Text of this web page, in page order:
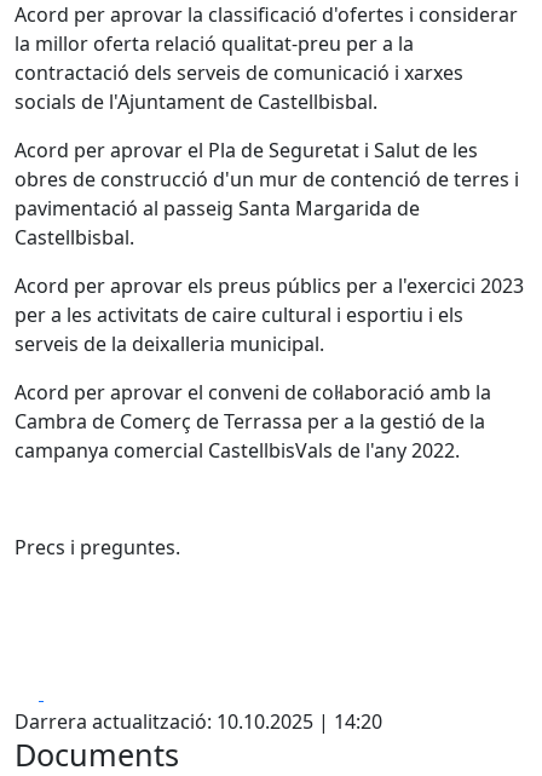
Acord per aprovar la classificació d'ofertes i considerar
la millor oferta relació qualitat-preu per a la
contractació dels serveis de comunicació i xarxes
socials de l'Ajuntament de Castellbisbal.
Acord per aprovar el Pla de Seguretat i Salut de les
obres de construcció d'un mur de contenció de terres i
pavimentació al passeig Santa Margarida de
Castellbisbal.
Acord per aprovar els preus públics per a l'exercici 2023
per a les activitats de caire cultural i esportiu i els
serveis de la deixalleria municipal.
Acord per aprovar el conveni de col·laboració amb la
Cambra de Comerç de Terrassa per a la gestió de la
campanya comercial CastellbisVals de l'any 2022.
Precs i preguntes.
Darrera actualització: 10.10.2025 | 14:20
Documents